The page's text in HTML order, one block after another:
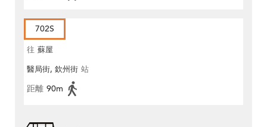
702S
往 蘇屋
醫局街, 欽州街 站
距離 90m